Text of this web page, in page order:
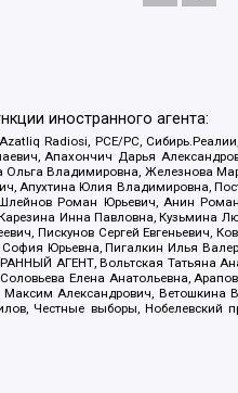
иностранного агента:
Radiosi, PCE/PC,
Апахончич Дарья
Владимировна, Железнова
Юлия Владимировна,
Роман Юрьевич, Анин
Инна Павловна,
Пискунов Сергей Евгеньевич,
Юрьевна, Пигалкин Илья
АГЕНТ, Вольтская Татьяна
Елена Анатольевна,
Александрович, Ветошкина
Честные выборы, Нобелевский